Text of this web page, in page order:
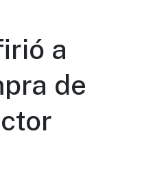
a
de